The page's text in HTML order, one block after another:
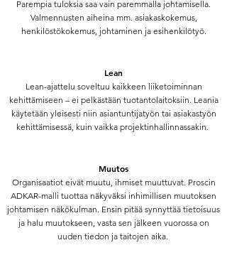
Parempia tuloksia saa vain paremmalla johtamisella.
Valmennusten aiheina mm. asiakaskokemus,
henkilöstökokemus, johtaminen ja esihenkilötyö.
Lean
Lean-ajattelu soveltuu kaikkeen liiketoiminnan
kehittämiseen – ei pelkästään tuotantolaitoksiin. Leania
käytetään yleisesti niin asiantuntijatyön tai asiakastyön
kehittämisessä, kuin vaikka projektinhallinnassakin.
Muutos
Organisaatiot eivät muutu, ihmiset muuttuvat. Proscin
ADKAR-malli tuottaa näkyväksi inhimillisen muutoksen
johtamisen näkökulman. Ensin pitää synnyttää tietoisuus
ja halu muutokseen, vasta sen jälkeen vuorossa on
uuden tiedon ja taitojen aika.